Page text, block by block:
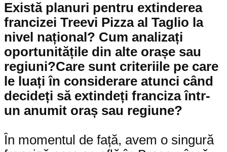
Există planuri pentru extinderea
francizei Treevi Pizza al Taglio la
nivel național? Cum analizați
oportunitățile din alte orașe sau
regiuni?Care sunt criteriile pe care
le luați în considerare atunci când
decideți să extindeți franciza într-
un anumit oraș sau regiune?
În momentul de față, avem o singură